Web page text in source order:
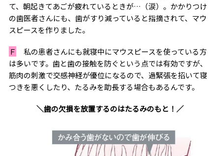
て、朝起きてあごが疲れているときが…（涙）。かかりつけ
の歯医者さんにも、歯がすり減っていると指摘されて、マウ
スピースを作りました。
Ｆ
私の患者さんにも就寝中にマウスピースを使っている方
は多いです。歯と歯の接触を防ぐという点では有効ですが、
筋肉の刺激で交感神経が優位になるので、過緊張を招いて寝
つきを悪くしたり、たるみを助長する場合もあるんです。
＼歯の欠損を放置するのはたるみのもと！／